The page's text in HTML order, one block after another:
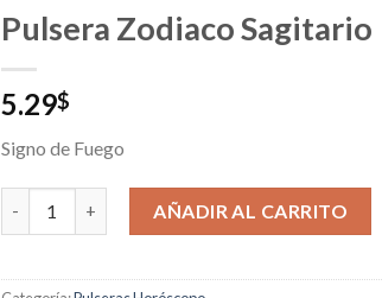
Pulsera Zodiaco Sagitario
5.29$
Signo de Fuego
Pulsera Zodiaco Sagitario cantidad
AÑADIR AL CARRITO